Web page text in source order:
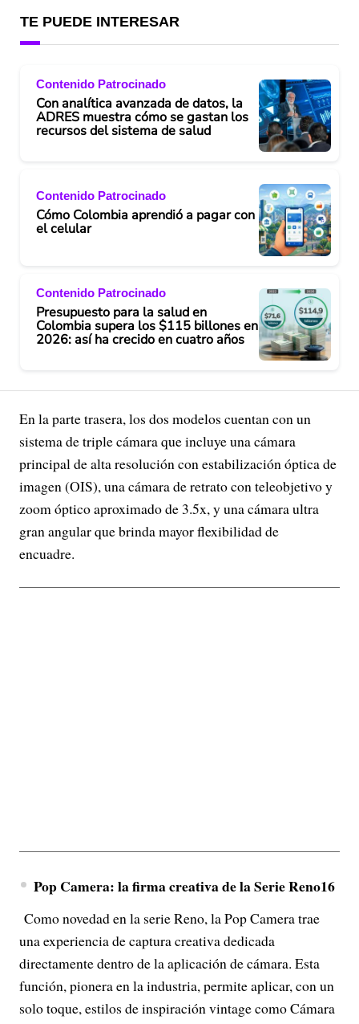
TE PUEDE INTERESAR
Contenido Patrocinado
Con analítica avanzada de datos, la
ADRES muestra cómo se gastan los
recursos del sistema de salud
Contenido Patrocinado
Cómo Colombia aprendió a pagar con
el celular
Contenido Patrocinado
Presupuesto para la salud en
Colombia supera los $115 billones en
2026: así ha crecido en cuatro años
En la parte trasera, los dos modelos cuentan con un
sistema de triple cámara que incluye una cámara
principal de alta resolución con estabilización óptica de
imagen (OIS), una cámara de retrato con teleobjetivo y
zoom óptico aproximado de 3.5x, y una cámara ultra
gran angular que brinda mayor flexibilidad de
encuadre.
Pop Camera: la firma creativa de la Serie Reno16
Como novedad en la serie Reno, la Pop Camera trae
una experiencia de captura creativa dedicada
directamente dentro de la aplicación de cámara. Esta
función, pionera en la industria, permite aplicar, con un
solo toque, estilos de inspiración vintage como Cámara